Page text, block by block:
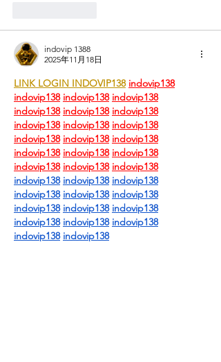
indovip 1388
2025年11月18日
LINK LOGIN INDOVIP138 indovip138
indovip138 indovip138 indovip138
indovip138 indovip138 indovip138
indovip138 indovip138 indovip138
indovip138 indovip138 indovip138
indovip138 indovip138 indovip138
indovip138 indovip138 indovip138
indovip138 indovip138 indovip138
indovip138 indovip138 indovip138
indovip138 indovip138 indovip138
indovip138 indovip138 indovip138
indovip138 indovip138